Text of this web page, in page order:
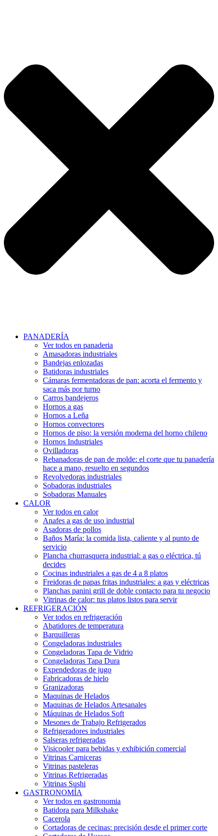
PANADERÍA
Ver todos en panaderia
Amasadoras industriales
Bandejas enlozadas
Batidoras industriales
Cámaras fermentadoras de pan: acorta el fermento y
saca más por turno
Carros bandejeros
Hornos a gas
Hornos a Leña
Hornos convectores
Hornos de piso: la versión moderna del horno chileno
Hornos Industriales
Ovilladoras
Rebanadoras de pan de molde: el corte que tu panadería
hace a mano, resuelto en segundos
Revolvedoras industriales
Sobadoras industriales
Sobadoras Manuales
CALOR
Ver todos en calor
Anafes a gas de uso industrial
Asadoras de pollos
Baños María: la comida lista, caliente y al punto de
servicio
Plancha churrasquera industrial: a gas o eléctrica, tú
decides
Cocinas industriales a gas de 4 a 8 platos
Freidoras de papas fritas industriales: a gas y eléctricas
Planchas panini grill de doble contacto para tu negocio
Vitrinas de calor: tus platos listos para servir
REFRIGERACIÓN
Ver todos en refrigeración
Abatidores de temperatura
Barquilleras
Congeladoras industriales
Congeladoras Tapa de Vidrio
Congeladoras Tapa Dura
Expendedoras de jugo
Fabricadoras de hielo
Granizadoras
Maquinas de Helados
Maquinas de Helados Artesanales
Máquinas de Helados Soft
Mesones de Trabajo Refrigerados
Refrigeradores industriales
Salseras refrigeradas
Visicooler para bebidas y exhibición comercial
Vitrinas Carniceras
Vitrinas pasteleras
Vitrinas Refrigeradas
Vitrinas Sushi
GASTRONOMÍA
Ver todos en gastronomia
Batidora para Milkshake
Cacerola
Cortadoras de cecinas: precisión desde el primer corte